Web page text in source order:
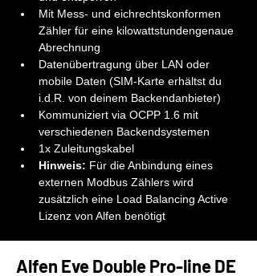
Mit Mess- und eichrechtskonformen
Zähler für eine kilowattstundengenaue
Abrechnung
Datenübertragung über LAN oder
mobile Daten (SIM-Karte erhältst du
i.d.R. von deinem Backendanbieter)
Kommuniziert via OCPP 1.6 mit
verschiedenen Backendsystemen
1x Zuleitungskabel
Hinweis: Für die Anbindung eines
externen Modbus Zählers wird
zusätzlich eine Load Balancing Active
Lizenz von Alfen benötigt
Alfen Eve Double Pro-line DE